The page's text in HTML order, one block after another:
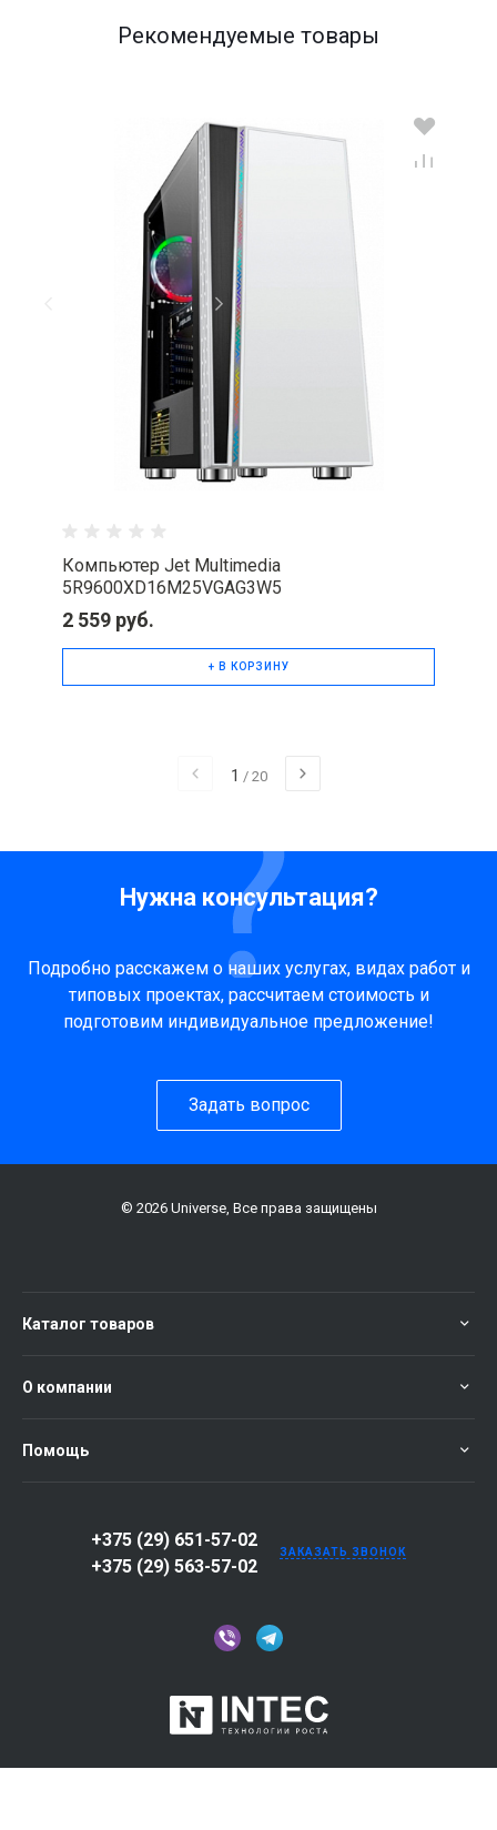
Рекомендуемые товары
Компьютер Jet Multimedia
5R9600XD16M25VGAG3W5
2 559 руб.
+ В КОРЗИНУ
1 / 20
Нужна консультация?
Подробно расскажем о наших услугах, видах работ и
типовых проектах, рассчитаем стоимость и
подготовим индивидуальное предложение!
Задать вопрос
© 2026 Universe, Все права защищены
Каталог товаров
О компании
Помощь
+375 (29) 651-57-02
+375 (29) 563-57-02
ЗАКАЗАТЬ ЗВОНОК